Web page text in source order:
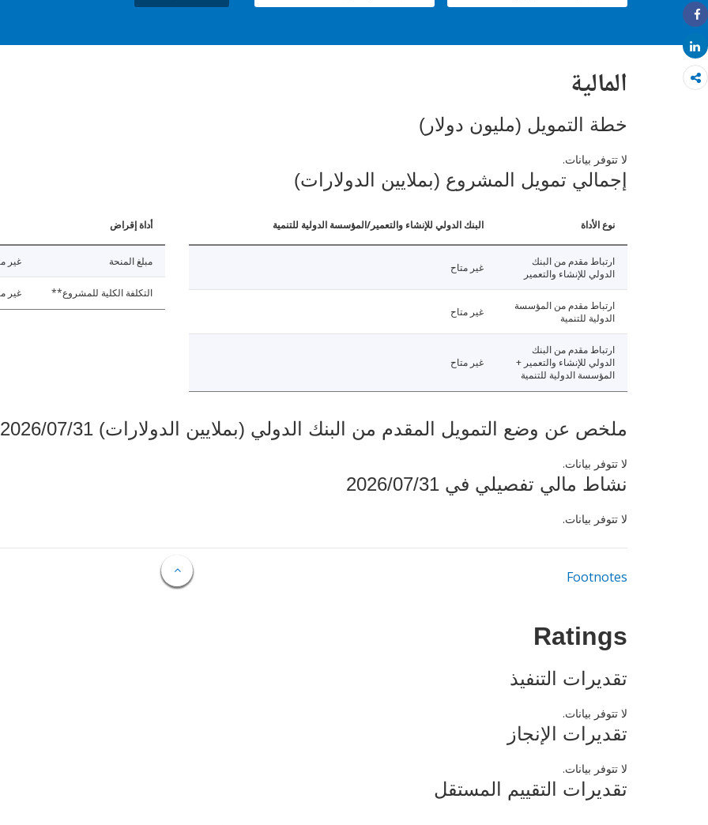
Share
Share
المالية
خطة التمويل (مليون دولار)
لا تتوفر بيانات.
إجمالي تمويل المشروع (بملايين الدولارات)
نوع الأداة البنك الدولي للإنشاء والتعمير/المؤسسة الدولية للتنمية
ارتباط مقدم من البنك
الدولي للإنشاء والتعمير
غير متاح
ارتباط مقدم من المؤسسة
الدولية للتنمية
غير متاح
ارتباط مقدم من البنك
الدولي للإنشاء والتعمير +
المؤسسة الدولية للتنمية
غير متاح
أداة إقراض
مبلغ المنحة غير
التكلفة الكلية للمشروع** غير
ملخص عن وضع التمويل المقدم من البنك الدولي (بملايين الدولارات) 2026/07/31
لا تتوفر بيانات.
نشاط مالي تفصيلي في 2026/07/31
لا تتوفر بيانات.
Footnotes
Ratings
تقديرات التنفيذ
لا تتوفر بيانات.
تقديرات الإنجاز
لا تتوفر بيانات.
تقديرات التقييم المستقل